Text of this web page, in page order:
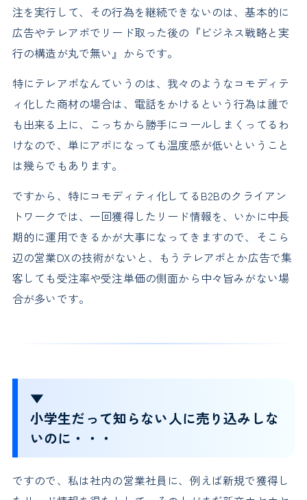
注を実行して、その行為を継続できないのは、基本的に
広告やテレアポでリード取った後の『ビジネス戦略と実
行の構造が丸で無い』からです。
特にテレアポなんていうのは、我々のようなコモディテ
ィ化した商材の場合は、電話をかけるという行為は誰で
も出来る上に、こっちから勝手にコールしまくってるわ
けなので、単にアポになっても温度感が低いということ
は幾らでもあります。
ですから、特にコモディティ化してるB2Bのクライアン
トワークでは、一回獲得したリード情報を、いかに中長
期的に運用できるかが大事になってきますので、そこら
辺の営業DXの技術がないと、もうテレアポとか広告で集
客しても受注率や受注単価の側面から中々旨みがない場
合が多いです。
▼
小学生だって知らない人に売り込みしな
いのに・・・
ですので、私は社内の営業社員に、例えば新規で獲得し